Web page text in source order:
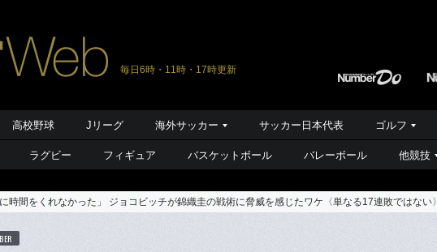
毎日6時・11時・17時更新
高校野球 Jリーグ 海外サッカー サッカー日本代表 ゴルフ
ラグビー フィギュア バスケットボール バレーボール 他競技
に時間をくれなかった」 ジョコビッチが錦織圭の戦術に脅威を感じたワケ〈単なる17連敗ではない〉